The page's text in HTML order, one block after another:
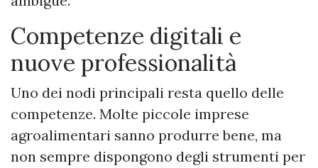
Competenze digitali e
nuove professionalità
Uno dei nodi principali resta quello delle
competenze. Molte piccole imprese
agroalimentari sanno produrre bene, ma
non sempre dispongono degli strumenti per